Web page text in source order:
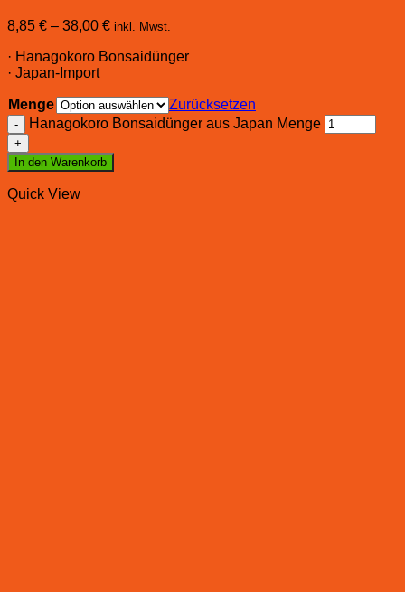
8,85 € – 38,00 € inkl. Mwst.
· Hanagokoro Bonsaidünger
· Japan-Import
Menge
Zurücksetzen
Hanagokoro Bonsaidünger aus Japan Menge
In den Warenkorb
Quick View